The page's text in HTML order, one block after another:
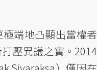
端地凸顯出當權者
壓異議之實。2014